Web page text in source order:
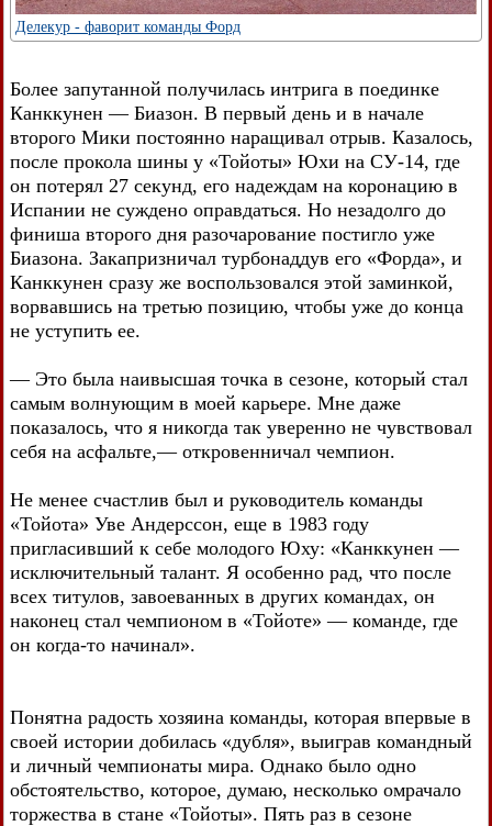
Делекур - фаворит команды Форд
Более запутанной получилась интрига в поединке
Канккунен — Биазон. В первый день и в начале
второго Мики постоянно наращивал отрыв. Казалось,
после прокола шины у «Тойоты» Юхи на СУ-14, где
он потерял 27 секунд, его надеждам на коронацию в
Испании не суждено оправдаться. Но незадолго до
финиша второго дня разочарование постигло уже
Биазона. Закапризничал турбонаддув его «Форда», и
Канккунен сразу же воспользовался этой заминкой,
ворвавшись на третью позицию, чтобы уже до конца
не уступить ее.
— Это была наивысшая точка в сезоне, который стал
самым волнующим в моей карьере. Мне даже
показалось, что я никогда так уверенно не чувствовал
себя на асфальте,— откровенничал чемпион.
Не менее счастлив был и руководитель команды
«Тойота» Уве Андерссон, еще в 1983 году
пригласивший к себе молодого Юху: «Канккунен —
исключительный талант. Я особенно рад, что после
всех титулов, завоеванных в других командах, он
наконец стал чемпионом в «Тойоте» — команде, где
он когда-то начинал».
Понятна радость хозяина команды, которая впервые в
своей истории добилась «дубля», выиграв командный
и личный чемпионаты мира. Однако было одно
обстоятельство, которое, думаю, несколько омрачало
торжества в стане «Тойоты». Пять раз в сезоне